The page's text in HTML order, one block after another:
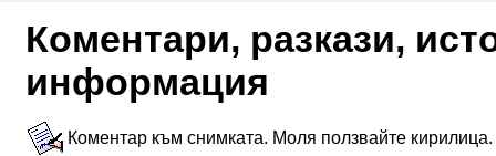
Коментари, разкази,
информация
Коментар към снимката. Моля ползвайте кирилица.